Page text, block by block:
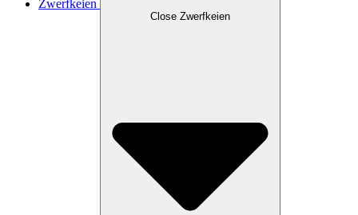
Zwerfkeien
Close Zwerfkeien